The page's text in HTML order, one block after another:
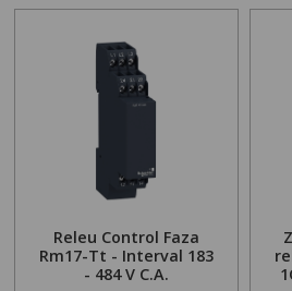
Releu Control Faza
Rm17-Tt - Interval 183
- 484 V C.A.